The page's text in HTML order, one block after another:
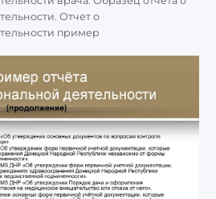
Отчет о
пример